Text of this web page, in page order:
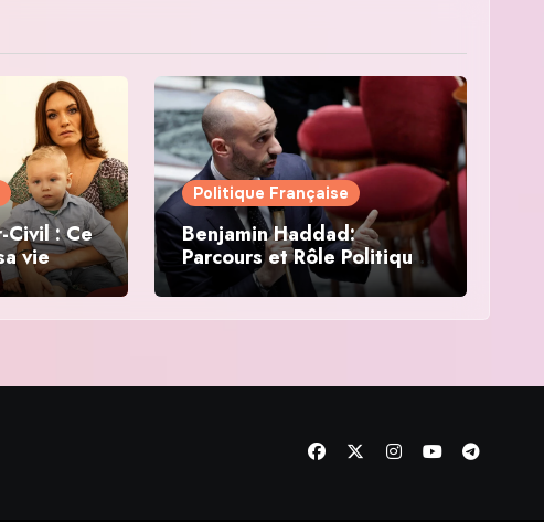
Civil : Ce
vie
Politique Française
Benjamin Haddad:
Parcours et Rôle Politique
en France